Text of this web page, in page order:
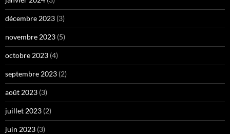
décembre 2023 (3)
novembre 2023 (5)
octobre 2023 (4)
septembre 2023 (2)
août 2023 (3)
juillet 2023 (2)
juin 2023 (3)